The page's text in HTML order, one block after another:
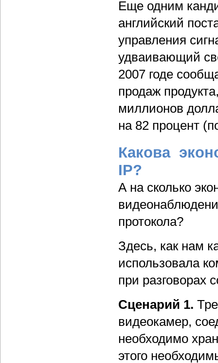
Еще одним
английский
управления
удваивающий
2007 годе
продаж
миллионов
на 82 процент
Какова
IP?
А на сколько
протокола?
Здесь, как нам
использовала
при разговорах
Сценарий 1.
видеокамер,
необходимо
этого